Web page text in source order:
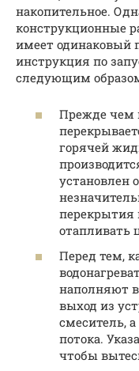
накопительное.
конструкционные
имеет одинаковый
инструкция по
следующим
Прежде чем
горячей
установлен
перекрытия
отапливать
Перед тем,
наполняют
выход из
смеситель,
потока.
чтобы